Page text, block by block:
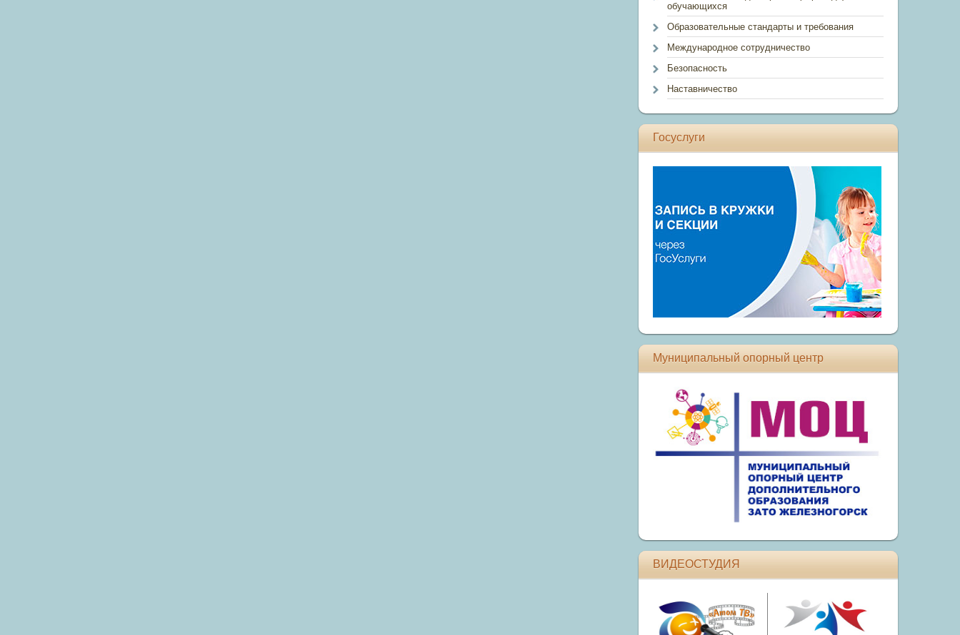
обучающихся
Образовательные стандарты и требования
Международное сотрудничество
Безопасность
Наставничество
Госуслуги
Муниципальный опорный центр
ВИДЕОСТУДИЯ